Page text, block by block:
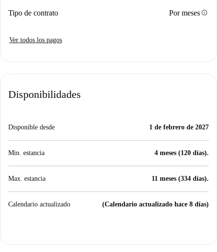
Tipo de contrato Por mesesinfo
Ver todos los pagos
Disponibilidades
Disponible desde 1 de febrero de 2027
Min. estancia 4 meses (120 días).
Max. estancia 11 meses (334 días).
Calendario actualizado (Calendario actualizado hace 8 días)